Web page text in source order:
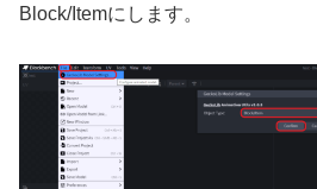
Block/Itemにします。